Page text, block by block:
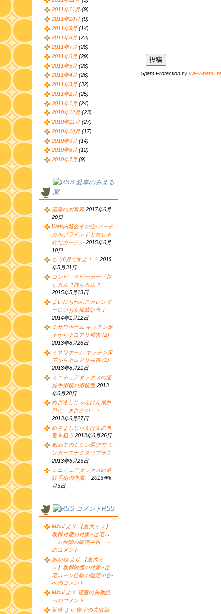
Spam Protection by WP-
2011年11月 (9)
2011年10月 (9)
2011年9月 (14)
2011年8月 (23)
2011年7月 (28)
2011年6月 (29)
2011年5月 (28)
2011年4月 (26)
2011年3月 (32)
2011年2月 (25)
2011年1月 (24)
2010年12月 (23)
2010年11月 (27)
2010年10月 (17)
2010年9月 (14)
2010年8月 (12)
2010年7月 (9)
愛車のみえる
家
画像のお写真 2017年6月
20日
Web内覧会その後-バーチ
カルブラインドとおしゃ
れなカーテン 2015年6月
10日
もう6月ですよ！？ 2015
年5月31日
コンビ ベビーカー「押
しカル？持ちカル？」
2015年5月13日
まいにちわんこカレンダ
ーにいおん掲載記念！
2014年1月12日
ミサワホーム キッチン床
下からクロアリ被害 (2)
2013年8月26日
ミサワホーム キッチン床
下からクロアリ被害 (1)
2013年8月21日
ミニチュアダックスの避
妊手術後の術後服 2013
年6月28日
めざましじゃんけん最終
日に、まさかの・・
2013年6月27日
めざましじゃんけんの当
選を狙う 2013年6月26日
初めてのミシン選び方-シ
ンガーモナミヌウプラス
2013年6月23日
ミニチュアダックスの避
妊手術の準備。
2013年6
月3日
コメントRSS
Micul より 【重大ミス】
取得対価の対象 -住宅ロ
ーン控除の確定申告- へ
のコメント
あかね より 【重大ミ
ス】取得対価の対象 -住
宅ローン控除の確定申告-
へのコメント
Micul より 寝室の失敗話
へのコメント
近藤 より 寝室の失敗話